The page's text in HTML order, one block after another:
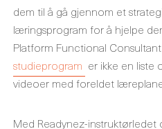
dem til å gå gjennom et
læringsprogram for å hjelpe
Platform Functional Consultant
studieprogram er ikke en liste
videoer med foreldet
Med Readynez-